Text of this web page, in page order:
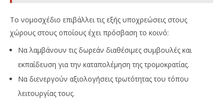
Το νομοσχέδιο επιβάλλει τις εξής υποχρεώσεις στους
χώρους στους οποίους έχει πρόσβαση το κοινό:
Να λαμβάνουν τις δωρεάν διαθέσιμες συμβουλές και
εκπαίδευση για την καταπολέμηση της τρομοκρατίας.
Να διενεργούν αξιολογήσεις τρωτότητας του τόπου
λειτουργίας τους.